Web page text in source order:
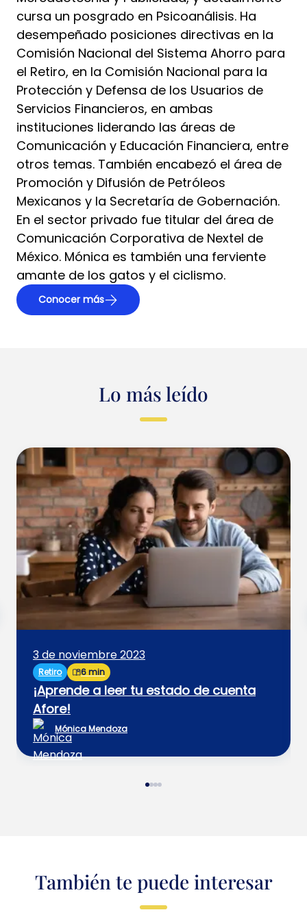
cursa un posgrado en Psicoanálisis. Ha
desempeñado posiciones directivas en la
Comisión Nacional del Sistema Ahorro para
el Retiro, en la Comisión Nacional para la
Protección y Defensa de los Usuarios de
Servicios Financieros, en ambas
instituciones liderando las áreas de
Comunicación y Educación Financiera, entre
otros temas. También encabezó el área de
Promoción y Difusión de Petróleos
Mexicanos y la Secretaría de Gobernación.
En el sector privado fue titular del área de
Comunicación Corporativa de Nextel de
México. Mónica es también una ferviente
amante de los gatos y el ciclismo.
Conocer más
Lo más leído
3 de noviembre 2023
Retiro 6 min
¡Aprende a leer tu estado de cuenta
Afore!
Mónica Mendoza
También te puede interesar